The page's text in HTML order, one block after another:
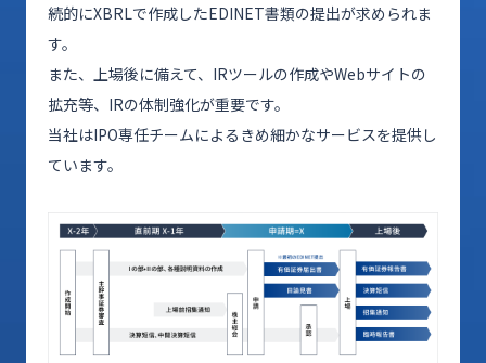
続的にXBRLで作成したEDINET書類の提出が求められま
す。
また、上場後に備えて、IRツールの作成やWebサイトの
拡充等、IRの体制強化が重要です。
当社はIPO専任チームによるきめ細かなサービスを提供し
ています。